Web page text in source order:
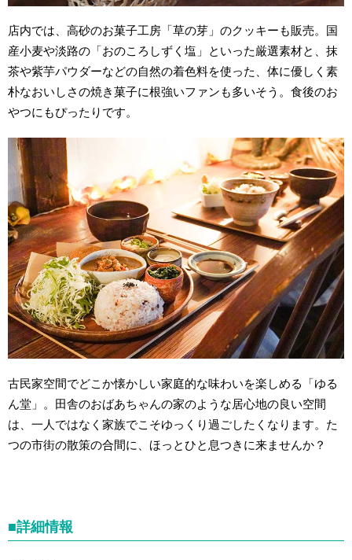
店内では、高砂のお菓子工房「草の芽」のクッキーも販売。国
産小麦や淡路の「おのころしずく塩」といった厳選素材と、抹
茶や紫芋パウダーなどの自然の着色料を使った、体に優しく素
朴なおいしさの焼き菓子に根強いファンも多いそう。食後のお
やつにもぴったりです。
古民家空間でどこか懐かしい家庭的な味わいを楽しめる「ゆる
ん堂」。田舎のおばあちゃんの家のような居心地の良い空間
は、一人ではなく家族でこそゆっくり過ごしたくなります。た
つの市街の散策の合間に、ほっとひと息つきに来ませんか？
■詳細情報